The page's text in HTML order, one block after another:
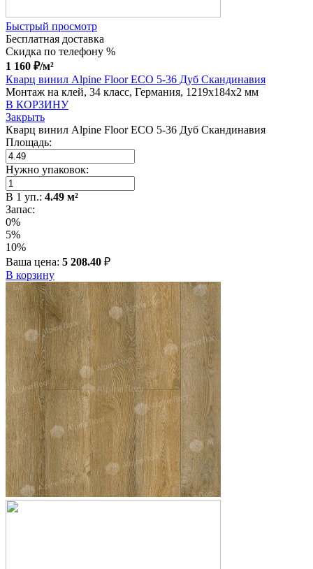
Быстрый просмотр
Бесплатная доставка
Скидка по телефону %
1 160 ₽/м²
Кварц винил Alpine Floor ЕСО 5-36 Дуб Скандинавия
Монтаж на клей, 34 класс, Германия, 1219x184x2 мм
В КОРЗИНУ
Закрыть
Кварц винил Alpine Floor ЕСО 5-36 Дуб Скандинавия
Площадь:
Нужно упаковок:
В 1 уп.: 4.49 м²
Запас:
0%
5%
10%
Ваша цена: 5 208.40 ₽
В корзину